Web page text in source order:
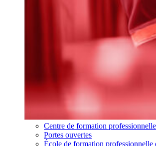
Centre de formation
Portes ouvertes
École de formation professionnelle